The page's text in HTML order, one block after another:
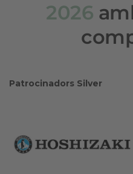
2026
Patrocinadors Silver